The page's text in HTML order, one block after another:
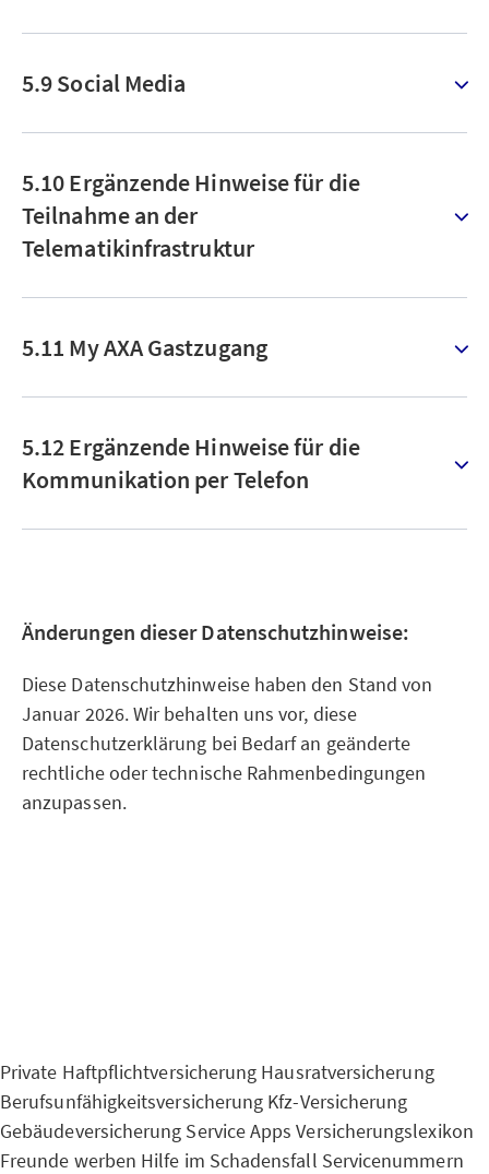
5.9 Social Media
5.10 Ergänzende Hinweise für die
Teilnahme an der
Telematikinfrastruktur
5.11 My AXA Gastzugang
5.12 Ergänzende Hinweise für die
Kommunikation per Telefon
Änderungen dieser Datenschutzhinweise:
Diese Datenschutzhinweise haben den Stand von
Januar 2026. Wir behalten uns vor, diese
Datenschutzerklärung bei Bedarf an geänderte
rechtliche oder technische Rahmenbedingungen
anzupassen.
Private Haftpflichtversicherung Hausratversicherung
Berufsunfähigkeitsversicherung Kfz-Versicherung
Gebäudeversicherung Service Apps Versicherungslexikon
Freunde werben Hilfe im Schadensfall Servicenummern